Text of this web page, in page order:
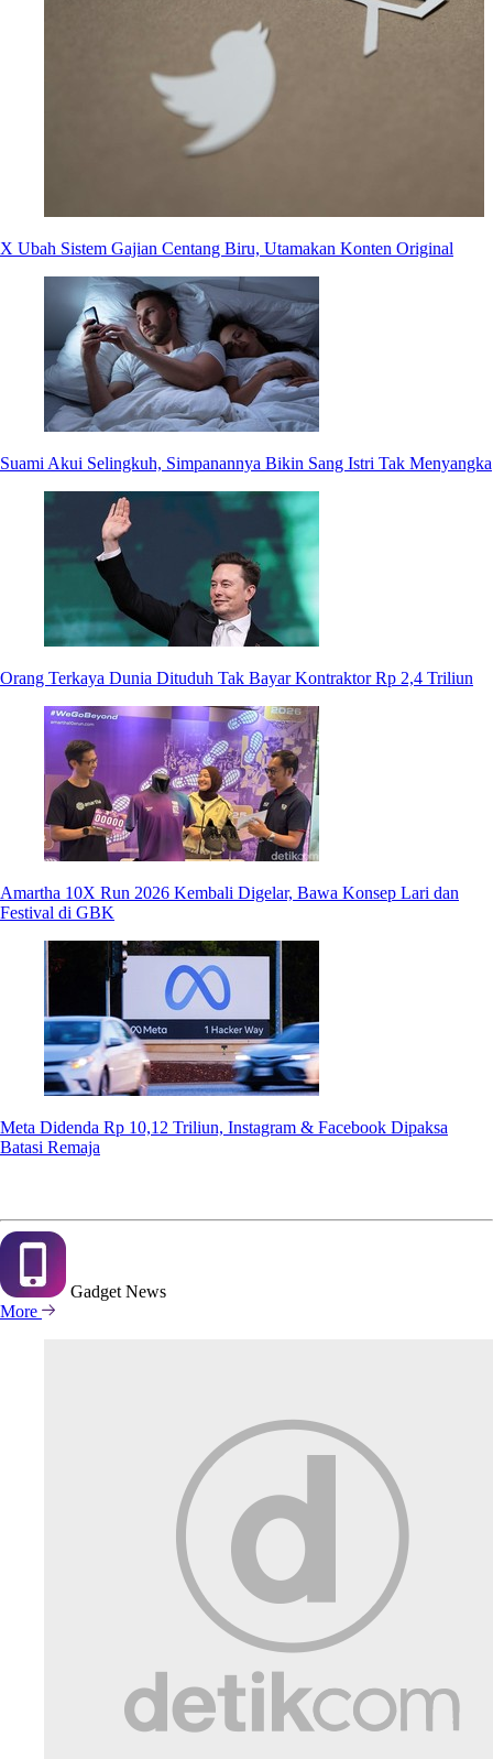
X Ubah Sistem Gajian Centang Biru, Utamakan Konten Original
Suami Akui Selingkuh, Simpanannya Bikin Sang Istri Tak Menyangka
Orang Terkaya Dunia Dituduh Tak Bayar Kontraktor Rp 2,4 Triliun
Amartha 10X Run 2026 Kembali Digelar, Bawa Konsep Lari dan
Festival di GBK
Meta Didenda Rp 10,12 Triliun, Instagram & Facebook Dipaksa
Batasi Remaja
GadgetNews
More